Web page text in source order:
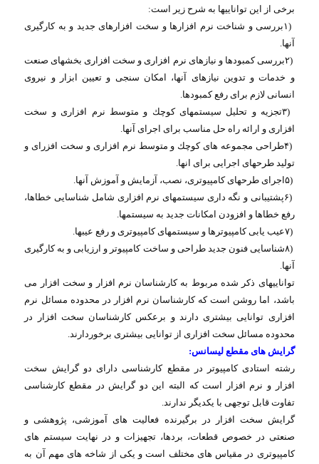
برخی از این تواناییها به شرح زیر است:
۱) بررسی و شناخت نرم افزارها و سخت افزارهای جدید و به كارگیری
آنها
۲)بررسی كمبودها و نیازهای نرم افزاری و سخت افزاری بخشهای صنعت
و خدمات و تدوین نیازهای آنها، امكان سنجی و تعیین ابزار و نیروی
انسانی لازم برای رفع كمبودها
۳)تجزیه و تحلیل سیستمهای كوچك و متوسط نرم افزاری و سخت
افزاری و ارائه راه حل مناسب برای اجرای آنها
۴)طراحی مجموعه های كوچك و متوسط نرم افزاری و سخت افزرای و
تولید طرحهای اجرایی برای انها
۵)اجرای طرحهای كامپیوتری، نصب، آزمایش و آموزش آنها
۶)پشتیبانی و نگه داری سیستمهای نرم افزاری شامل شناسایی خطاها،
رفع خطاها و افزودن امكانات جدید به سیستمها
۷)عیب یابی كامپیوترها و سیستمهای كامپیوتری و رفع عیبها
۸)شناسایی فنون جدید طراحی و ساخت كامپیوتر و ارزیابی و به كارگیری
آنها
تواناییهای ذكر شده مربوط به كارشناسان نرم افزار و سخت افزار می
باشد، اما روشن است كه كارشناسان نرم افزار در محدوده مسائل نرم
افزاری توانایی بیشتری دارند و برعكس كارشناسان سخت افزار در
محدوده مسائل سخت افزاری از توانایی بیشتری برخوردارند
گرایش های مقطع لیسانس:
رشته استادی كامپیوتر در مقطع كارشناسی دارای دو گرایش سخت
افزار و نرم افزار است كه البته این دو گرایش در مقطع كارشناسی
تفاوت قابل توجهی با یكدیگر ندارند
گرایش سخت افزار در برگیرنده فعالیت های آموزشی، پژوهشی و
صنعتی در خصوص قطعات، بردها، تجهیزات و در نهایت سیستم های
كامپیوتری در مقیاس های مختلف است و یكی از شاخه های مهم آن به